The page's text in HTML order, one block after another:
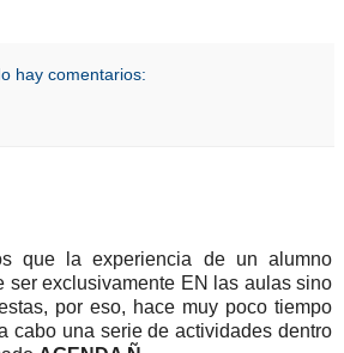
hay comentarios:
que la experiencia de un alumno
ser exclusivamente EN las aulas sino
por eso, hace muy poco tiempo
cabo una serie de actividades dentro